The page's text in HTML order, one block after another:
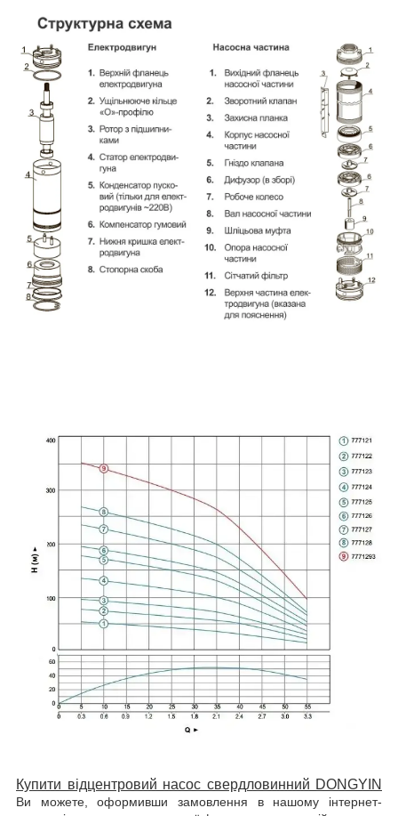
Купити відцентровий насос свердловинний DONGYIN
Ви можете, оформивши замовлення в нашому інтернет-